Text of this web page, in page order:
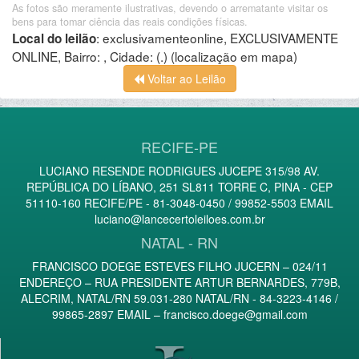
As fotos são meramente ilustrativas, devendo o arrematante visitar os
bens para tomar ciência das reais condições físicas.
Local do leilão: exclusivamenteonline, EXCLUSIVAMENTE
ONLINE, Bairro: , Cidade: (.) (localização em mapa)
Voltar ao Leilão
RECIFE-PE
LUCIANO RESENDE RODRIGUES JUCEPE 315/98 AV.
REPÚBLICA DO LÍBANO, 251 SL811 TORRE C, PINA - CEP
51110-160 RECIFE/PE - 81-3048-0450 / 99852-5503 EMAIL
luciano@lancecertoleiloes.com.br
NATAL - RN
FRANCISCO DOEGE ESTEVES FILHO JUCERN – 024/11
ENDEREÇO – RUA PRESIDENTE ARTUR BERNARDES, 779B,
ALECRIM, NATAL/RN 59.031-280 NATAL/RN - 84-3223-4146 /
99865-2897 EMAIL – francisco.doege@gmail.com